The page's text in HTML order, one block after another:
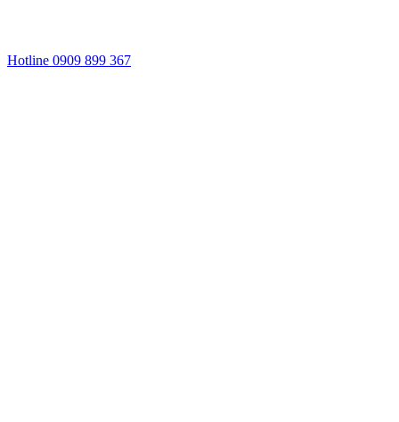
Hotline 0909 899 367